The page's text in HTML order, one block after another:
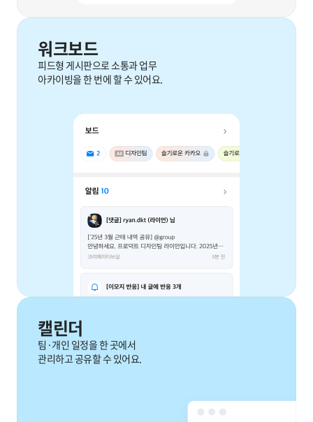
워크보드
피드형 게시판으로 소통과 업무
아카이빙을 한 번에 할 수 있어요.
캘린더
팀·개인 일정을 한 곳에서
관리하고 공유할 수 있어요.